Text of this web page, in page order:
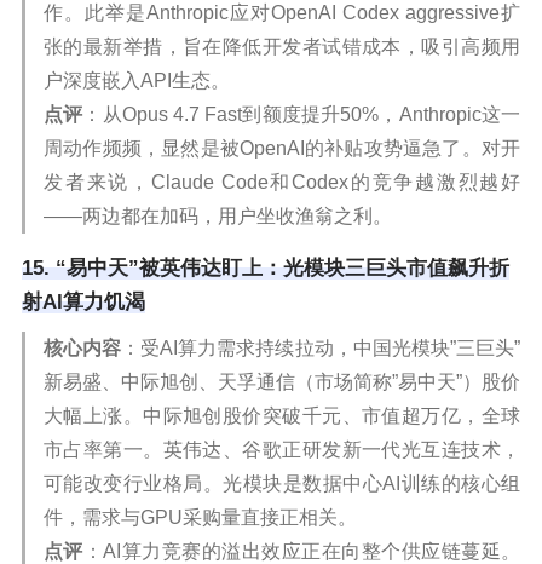
作。此举是Anthropic应对OpenAI Codex aggressive扩
张的最新举措，旨在降低开发者试错成本，吸引高频用
户深度嵌入API生态。
点评 ：从Opus 4.7 Fast到额度提升50%，Anthropic这一
周动作频频，显然是被OpenAI的补贴攻势逼急了。对开
发者来说，Claude Code和Codex的竞争越激烈越好
——两边都在加码，用户坐收渔翁之利。
15. “易中天”被英伟达盯上：光模块三巨头市值飙升折
射AI算力饥渴
核心内容 ：受AI算力需求持续拉动，中国光模块”三巨头”
新易盛、中际旭创、天孚通信（市场简称”易中天”）股价
大幅上涨。中际旭创股价突破千元、市值超万亿，全球
市占率第一。英伟达、谷歌正研发新一代光互连技术，
可能改变行业格局。光模块是数据中心AI训练的核心组
件，需求与GPU采购量直接正相关。
点评 ：AI算力竞赛的溢出效应正在向整个供应链蔓延。